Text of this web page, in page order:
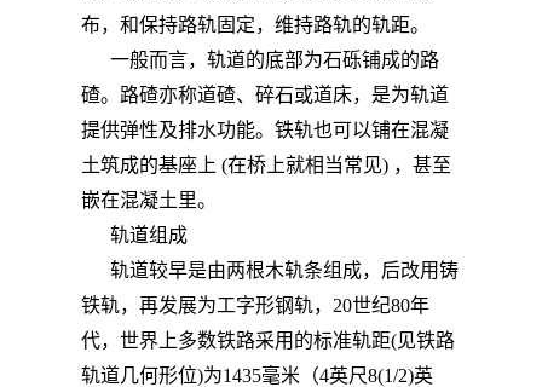
布，和保持路轨固定，维持路轨的轨距。
一般而言，轨道的底部为石砾铺成的路
碴。路碴亦称道碴、碎石或道床，是为轨道
提供弹性及排水功能。铁轨也可以铺在混凝
土筑成的基座上 (在桥上就相当常见) ，甚至
嵌在混凝土里。
轨道组成
轨道较早是由两根木轨条组成，后改用铸
铁轨，再发展为工字形钢轨，20世纪80年
代，世界上多数铁路采用的标准轨距(见铁路
轨道几何形位)为1435毫米（4英尺8(1/2)英